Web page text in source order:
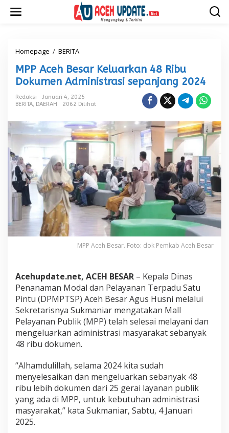
Homepage / BERITA
P
A
c
e
h
e
s
a
r
K
e
l
u
a
r
n
4
i
b
u
D
o
k
u
m
e
A
d
m
i
n
i
MPP Aceh Besar Keluarkan 48 Ribu
Dokumen Administrasi sepanjang 2024
Redaksi
Januari 4, 2025
BERITA, DAERAH 2062 Dilihat
MPP Aceh Besar. Foto: dok Pemkab Aceh Besar
Acehupdate.net, ACEH BESAR – Kepala Dinas
Penanaman Modal dan Pelayanan Terpadu Satu
Pintu (DPMPTSP) Aceh Besar Agus Husni melalui
Sekretarisnya Sukmaniar mengatakan Mall
Pelayanan Publik (MPP) telah selesai melayani dan
mengeluarkan administrasi masyarakat sebanyak
48 ribu dokumen.
“Alhamdulillah, selama 2024 kita sudah
menyelesaikan dan mengeluarkan sebanyak 48
ribu lebih dokumen dari 25 gerai layanan publik
yang ada di MPP, untuk kebutuhan administrasi
masyarakat,” kata Sukmaniar, Sabtu, 4 Januari
2025.